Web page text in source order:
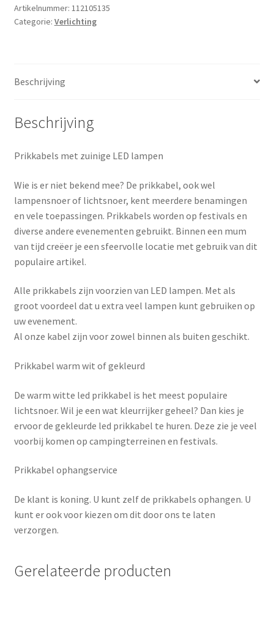
wit)
aantal
Artikelnummer: 112105135
Categorie: Verlichting
Beschrijving
Beschrijving
Prikkabels met zuinige LED lampen
Wie is er niet bekend mee? De prikkabel, ook wel
lampensnoer of lichtsnoer, kent meerdere benamingen
en vele toepassingen. Prikkabels worden op festivals en
diverse andere evenementen gebruikt. Binnen een mum
van tijd creëer je een sfeervolle locatie met gebruik van dit
populaire artikel.
Alle prikkabels zijn voorzien van LED lampen. Met als
groot voordeel dat u extra veel lampen kunt gebruiken op
uw evenement.
Al onze kabel zijn voor zowel binnen als buiten geschikt.
Prikkabel warm wit of gekleurd
De warm witte led prikkabel is het meest populaire
lichtsnoer. Wil je een wat kleurrijker geheel? Dan kies je
ervoor de gekleurde led prikkabel te huren. Deze zie je veel
voorbij komen op campingterreinen en festivals.
Prikkabel ophangservice
De klant is koning. U kunt zelf de prikkabels ophangen. U
kunt er ook voor kiezen om dit door ons te laten
verzorgen.
Gerelateerde producten